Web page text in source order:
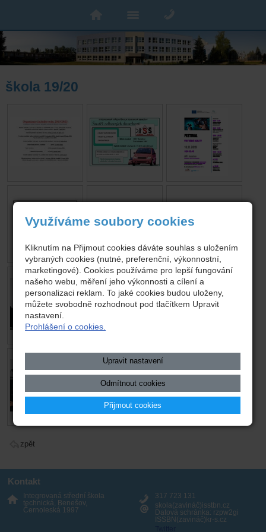
škola 19/20
zpět
Kontakt
Integrovaná střední škola
technická, Benešov,
Černoleská 1997
317 723 131
skola(zavináč)isstbn.cz
Datová schránka: rzpw2gi
ISSBN(zavináč)kr-s.cz
Využíváme soubory cookies
Kliknutím na Přijmout cookies dáváte souhlas s uložením
vybraných cookies (nutné, preferenční, výkonnostní,
marketingové). Cookies používáme pro lepší fungování
našeho webu, měření jeho výkonnosti a cílení a
personalizaci reklam. To jaké cookies budou uloženy,
můžete svobodně rozhodnout pod tlačítkem Upravit
nastavení.
Prohlášení o cookies.
Upravit nastavení
Odmítnout cookies
Přijmout cookies